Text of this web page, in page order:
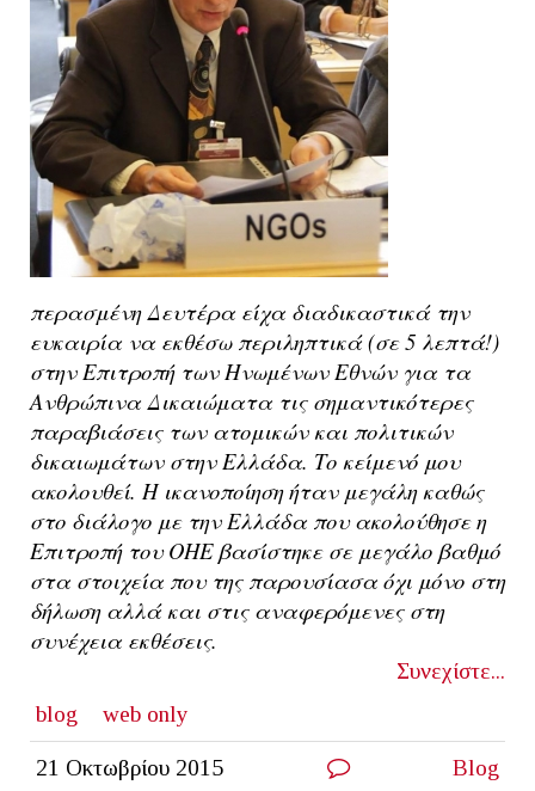
περασμένη Δευτέρα είχα διαδικαστικά την
ευκαιρία να εκθέσω περιληπτικά (σε 5 λεπτά!)
στην Επιτροπή των Ηνωμένων Εθνών για τα
Ανθρώπινα Δικαιώματα τις σημαντικότερες
παραβιάσεις των ατομικών και πολιτικών
δικαιωμάτων στην Ελλάδα. Το κείμενό μου
ακολουθεί. Η ικανοποίηση ήταν μεγάλη καθώς
στο διάλογο με την Ελλάδα που ακολούθησε η
Επιτροπή του ΟΗΕ βασίστηκε σε μεγάλο βαθμό
στα στοιχεία που της παρουσίασα όχι μόνο στη
δήλωση αλλά και στις αναφερόμενες στη
συνέχεια εκθέσεις.
Συνεχίστε...
blog
web only
21 Οκτωβρίου 2015 Blog